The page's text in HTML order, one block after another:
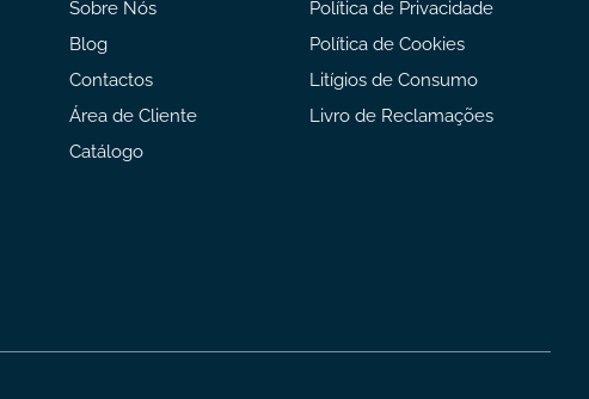
Sobre Nós
Blog
Contactos
Área de Cliente
Catálogo
Política de Privacidade
Política de Cookies
Litígios de Consumo
Livro de Reclamações